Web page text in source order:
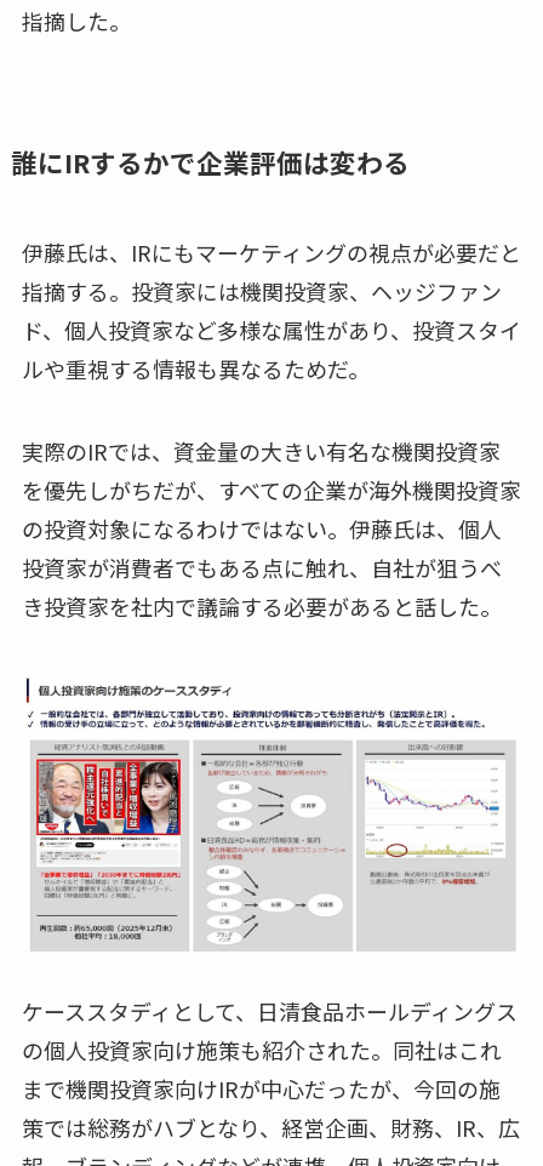
指摘した。
誰にIRするかで企業評価は変わる
伊藤氏は、IRにもマーケティングの視点が必要だと
指摘する。投資家には機関投資家、ヘッジファン
ド、個人投資家など多様な属性があり、投資スタイ
ルや重視する情報も異なるためだ。
実際のIRでは、資金量の大きい有名な機関投資家
を優先しがちだが、すべての企業が海外機関投資家
の投資対象になるわけではない。伊藤氏は、個人
投資家が消費者でもある点に触れ、自社が狙うべ
き投資家を社内で議論する必要があると話した。
ケーススタディとして、日清食品ホールディングス
の個人投資家向け施策も紹介された。同社はこれ
まで機関投資家向けIRが中心だったが、今回の施
策では総務がハブとなり、経営企画、財務、IR、広